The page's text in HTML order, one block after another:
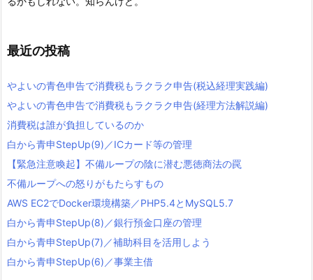
最近の投稿
やよいの青色申告で消費税もラクラク申告(税込経理実践編)
やよいの青色申告で消費税もラクラク申告(経理方法解説編)
消費税は誰が負担しているのか
白から青申StepUp(9)／ICカード等の管理
【緊急注意喚起】不備ループの陰に潜む悪徳商法の罠
不備ループへの怒りがもたらすもの
AWS EC2でDocker環境構築／PHP5.4とMySQL5.7
白から青申StepUp(8)／銀行預金口座の管理
白から青申StepUp(7)／補助科目を活用しよう
白から青申StepUp(6)／事業主借